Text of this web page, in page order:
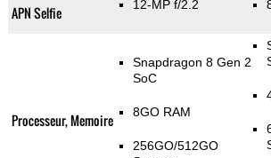
APN Selfie 12-MP f/2.2
Processeur, Memoire
Snapdragon 8 Gen 2
SoC
8GO RAM
256GO/512GO